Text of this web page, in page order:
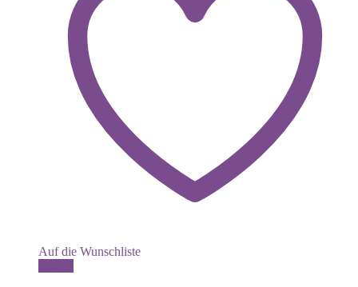
Auf die Wunschliste